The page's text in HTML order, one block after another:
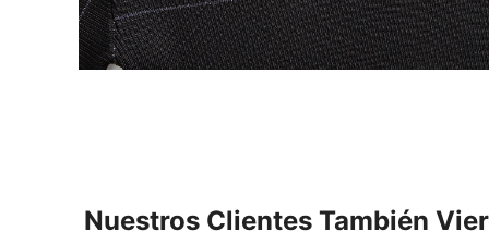
Nuestros Clientes También